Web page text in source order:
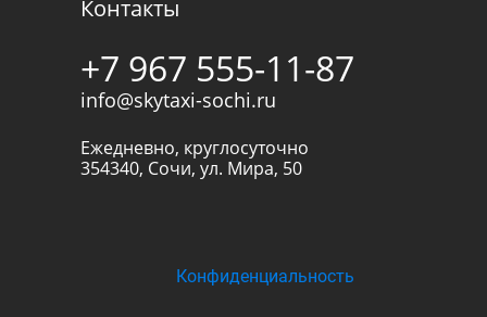
Контакты
+7 967 555-11-87
info@skytaxi-sochi.ru
Ежедневно, круглосуточно
354340, Сочи, ул. Мира, 50
Конфиденциальность